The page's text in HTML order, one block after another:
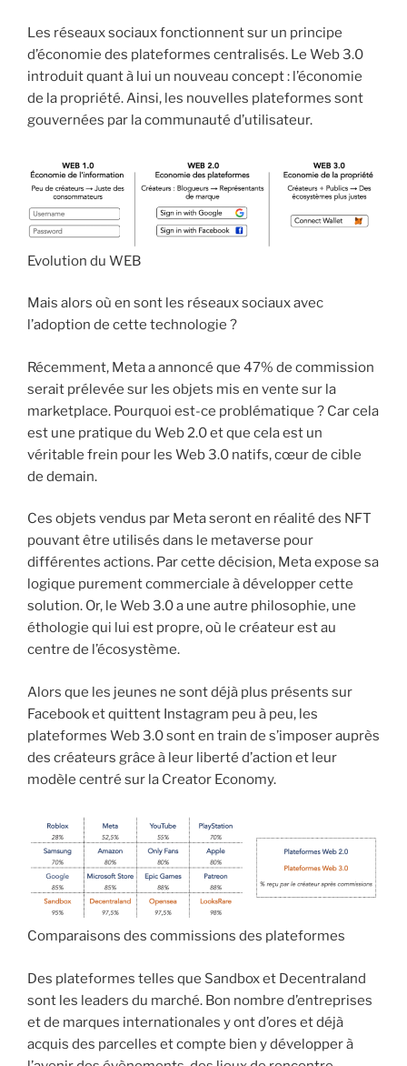
Les réseaux sociaux fonctionnent sur un principe
d’économie des plateformes centralisés. Le Web 3.0
introduit quant à lui un nouveau concept : l’économie
de la propriété. Ainsi, les nouvelles plateformes sont
gouvernées par la communauté d’utilisateur.
Evolution du WEB
Mais alors où en sont les réseaux sociaux avec
l’adoption de cette technologie ?
Récemment, Meta a annoncé que 47% de commission
serait prélevée sur les objets mis en vente sur la
marketplace. Pourquoi est-ce problématique ? Car cela
est une pratique du Web 2.0 et que cela est un
véritable frein pour les Web 3.0 natifs, cœur de cible
de demain.
Ces objets vendus par Meta seront en réalité des NFT
pouvant être utilisés dans le metaverse pour
différentes actions. Par cette décision, Meta expose sa
logique purement commerciale à développer cette
solution. Or, le Web 3.0 a une autre philosophie, une
éthologie qui lui est propre, où le créateur est au
centre de l’écosystème.
Alors que les jeunes ne sont déjà plus présents sur
Facebook et quittent Instagram peu à peu, les
plateformes Web 3.0 sont en train de s’imposer auprès
des créateurs grâce à leur liberté d’action et leur
modèle centré sur la Creator Economy.
Comparaisons des commissions des plateformes
Des plateformes telles que Sandbox et Decentraland
sont les leaders du marché. Bon nombre d’entreprises
et de marques internationales y ont d’ores et déjà
acquis des parcelles et compte bien y développer à